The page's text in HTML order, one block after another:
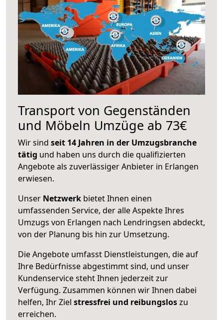
Transport von Gegenständen
und Möbeln Umzüge ab 73€
Wir sind seit 14 Jahren in der Umzugsbranche
tätig und haben uns durch die qualifizierten
Angebote als zuverlässiger Anbieter in Erlangen
erwiesen.
Unser Netzwerk bietet Ihnen einen
umfassenden Service, der alle Aspekte Ihres
Umzugs von Erlangen nach Lendringsen abdeckt,
von der Planung bis hin zur Umsetzung.
Die Angebote umfasst Dienstleistungen, die auf
Ihre Bedürfnisse abgestimmt sind, und unser
Kundenservice steht Ihnen jederzeit zur
Verfügung. Zusammen können wir Ihnen dabei
helfen, Ihr Ziel stressfrei und reibungsloszu
erreichen.